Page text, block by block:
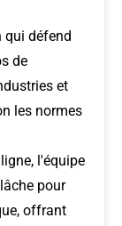
qui défend
de
et
les normes
l'équipe
pour
offrant